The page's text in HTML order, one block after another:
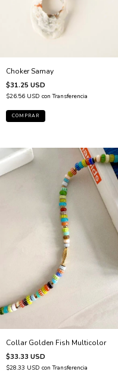
Choker Samay
$31.25 USD
$26.56 USD con Transferencia
Collar Golden Fish Multicolor
$33.33 USD
$28.33 USD con Transferencia